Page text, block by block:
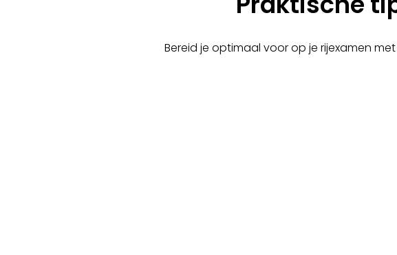
Bereid je optimaal voor op je rijexamen